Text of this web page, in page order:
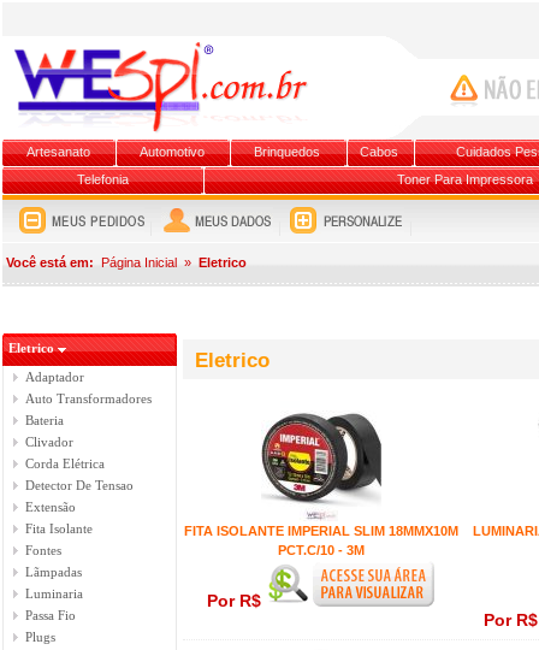
Artesanato Automotivo Brinquedos Cabos
Cuidados
Telefonia
Toner Para Impressora
Você está em: Página Inicial » Eletrico
Eletrico
Adaptador
Auto Transformadores
Bateria
Clivador
Corda Elétrica
Detector De Tensao
Extensão
Fita Isolante
Fontes
Lãmpadas
Luminaria
Passa Fio
Plugs
Eletrico
FITA ISOLANTE IMPERIAL SLIM 18MMX10M
PCT.C/10 - 3M
Por R$
Por